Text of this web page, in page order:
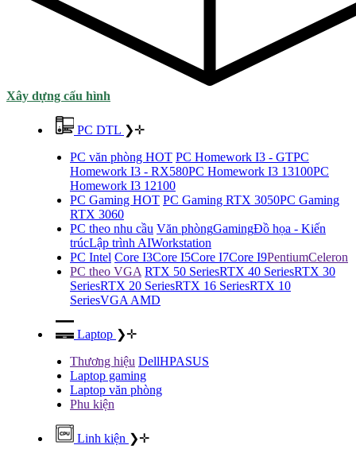
Xây dựng cấu hình
PC DTL ❯✛
PC văn phòng HOT PC Homework I3 - GTPC
Homework I3 - RX580PC Homework I3 13100PC
Homework I3 12100
PC Gaming HOT PC Gaming RTX 3050PC Gaming
RTX 3060
PC theo nhu cầu Văn phòngGamingĐồ họa - Kiến
trúcLập trình AIWorkstation
PC Intel Core I3Core I5Core I7Core I9PentiumCeleron
PC theo VGA RTX 50 SeriesRTX 40 SeriesRTX 30
SeriesRTX 20 SeriesRTX 16 SeriesRTX 10
SeriesVGA AMD
Laptop ❯✛
Thương hiệu DellHPASUS
Laptop gaming
Laptop văn phòng
Phu kiện
Linh kiện ❯✛